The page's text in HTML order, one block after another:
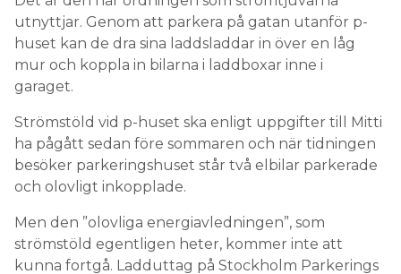
garaget.
Strömstöld vid p-huset ska enligt uppgifter till Mitti
ha pågått sedan före sommaren och när tidningen
besöker parkeringshuset står två elbilar parkerade
och olovligt inkopplade.
Men den ”olovliga energiavledningen”, som
strömstöld egentligen heter, kommer inte att
kunna fortgå. Ladduttag på Stockholm Parkerings
besöksparkeringar har börjat förses med ladduttag
som förblir låsta till dess att kunden startat en
betalning i en godkänd app.